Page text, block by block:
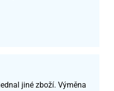
jiné zboží. Výměna